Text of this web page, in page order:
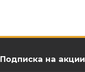
Подписка на акции